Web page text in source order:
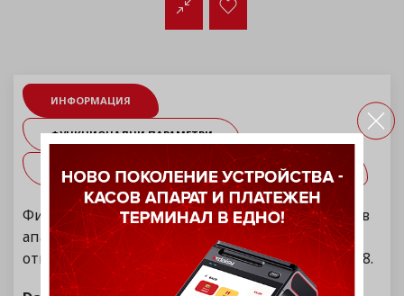
ИНФОРМАЦИЯ
ФУНКЦИОНАЛНИ ПАРАМЕТРИ
ТЕХНИЧЕСКИ СПЕЦИФИКАЦИИ ИЗТЕГЛИ
Фискално устройство от ново поколение - касов
апарат с вграден платежен терминал, което
отговаря на всички изисквания на Наредба Н-18.